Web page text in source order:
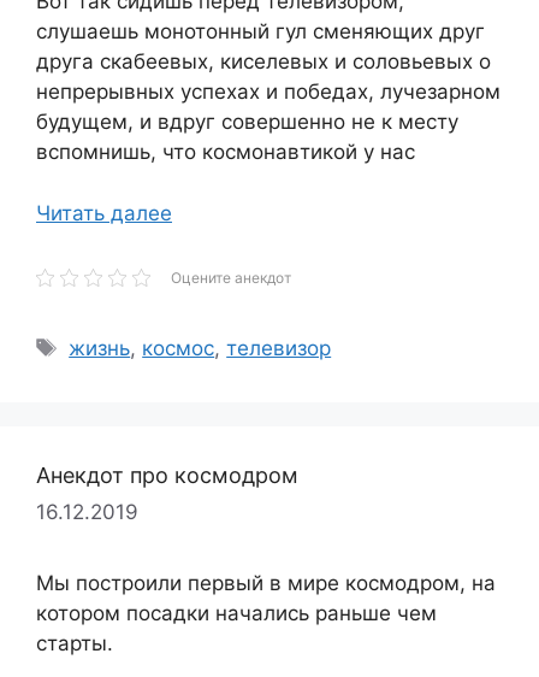
слушаешь монотонный гул сменяющих друг
друга скабеевых, киселевых и соловьевых о
непрерывных успехах и победах, лучезарном
будущем, и вдруг совершенно не к месту
вспомнишь, что космонавтикой у нас
Читать далее
Оцените анекдот
Метки
жизнь, космос,телевизор
Анекдот про космодром
16.12.2019
Мы построили первый в мире космодром, на
котором посадки начались раньше чем
старты.